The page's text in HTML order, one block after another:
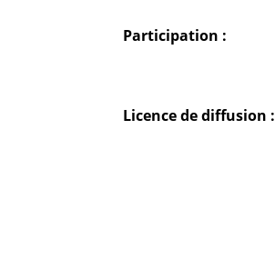
Participation :
Licence de diffusion :